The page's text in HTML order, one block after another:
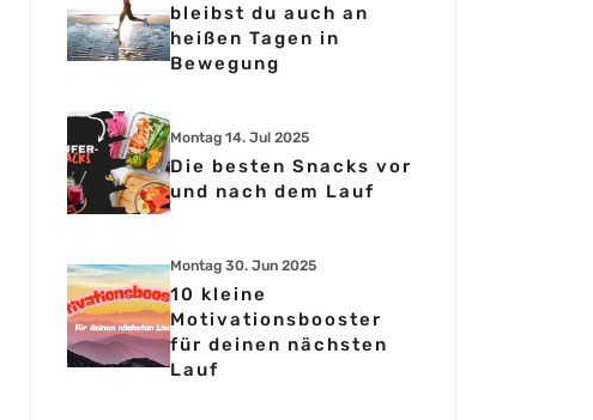
bleibst du auch an
heißen Tagen in
Bewegung
Montag 14. Jul 2025
Die besten Snacks vor
und nach dem Lauf
Montag 30. Jun 2025
10 kleine
Motivationsbooster
für deinen nächsten
Lauf